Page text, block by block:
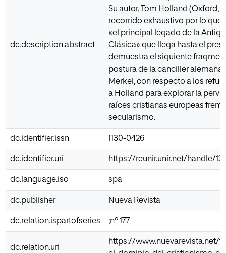
dc.description.abstract
Su autor, Tom Holland (Oxford,
recorrido exhaustivo por lo que
«el principal legado de la
Clásica» que llega hasta el
demuestra el siguiente
postura de la canciller alemana,
Merkel, con respecto a los
a Holland para explorar la
raíces cristianas europeas
secularismo.
dc.identifier.issn 1130-0426
dc.identifier.uri https://reunir.unir.net/handle/
dc.language.iso spa
dc.publisher Nueva Revista
dc.relation.ispartofseries ;nº 177
dc.relation.uri
https://www.nuevarevista.net/